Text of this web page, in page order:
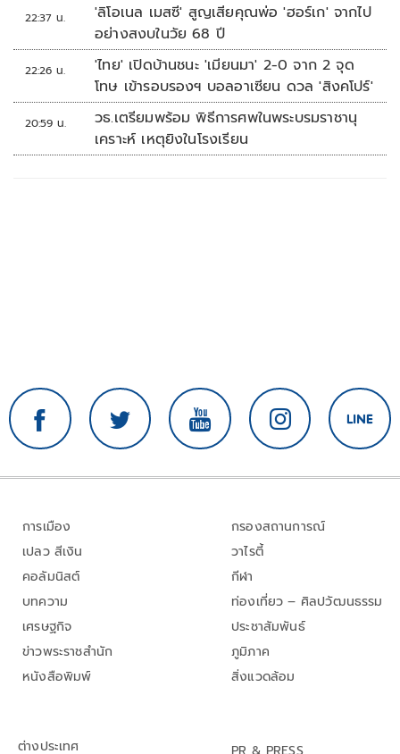
22:37 น.
'ลิโอเนล เมสซี' สูญเสียคุณพ่อ 'ฮอร์เก' จากไป
อย่างสงบในวัย 68 ปี
22:26 น.
'ไทย' เปิดบ้านชนะ 'เมียนมา' 2-0 จาก 2 จุด
โทษ เข้ารอบรองฯ บอลอาเซียน ดวล 'สิงคโปร์'
20:59 น.
วธ.เตรียมพร้อม พิธีการศพในพระบรมราชานุ
เคราะห์ เหตุยิงในโรงเรียน
การเมือง
เปลว สีเงิน
คอลัมนิสต์
บทความ
เศรษฐกิจ
ข่าวพระราชสำนัก
หนังสือพิมพ์
กรองสถานการณ์
วาไรตี้
กีฬา
ท่องเที่ยว – ศิลปวัฒนธรรม
ประชาสัมพันธ์
ภูมิภาค
สิ่งแวดล้อม
ต่างประเทศ